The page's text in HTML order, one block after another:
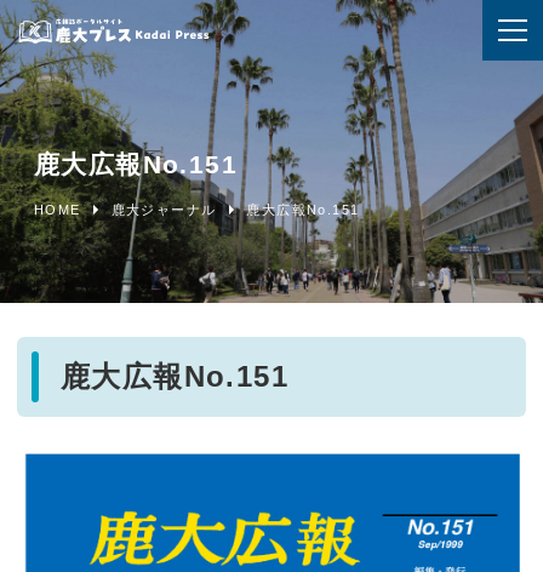
鹿大広報No.151
HOME 鹿大ジャーナル 鹿大広報No.151
鹿大広報No.151